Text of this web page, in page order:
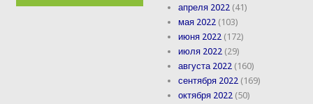
апреля 2022 (41)
мая 2022 (103)
июня 2022 (172)
июля 2022 (29)
августа 2022 (160)
сентября 2022 (169)
октября 2022 (50)